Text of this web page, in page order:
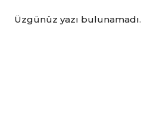
Üzgünüz yazı bulunamadı.